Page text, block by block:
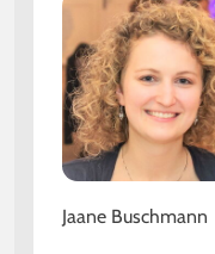
Jaane Buschmann